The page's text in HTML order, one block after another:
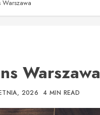
Warszawa
Warszawa
2026 4 MIN READ